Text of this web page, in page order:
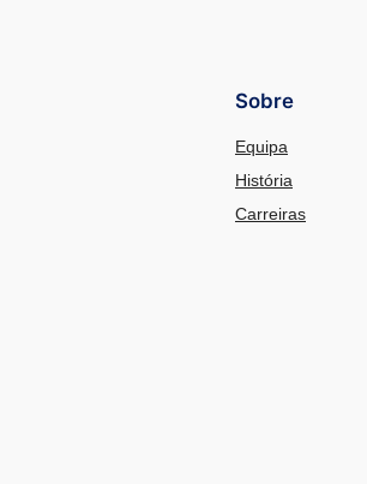
Sobre
Equipa
História
Carreiras